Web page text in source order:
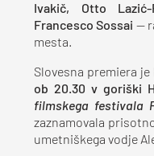
Ivakič, Otto
Francesco Sossai —
mesta.
Slovesna premiera je
ob 20.30 v goriški
filmskega festivala
zaznamovala
umetniškega vodje